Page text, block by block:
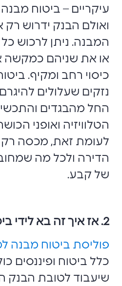
עיקריים – ביטוח
ואולם הבנק ידרוש רק
המבנה. ניתן לרכוש
או את שניהם כמקשה
כיסוי רחב ומקיף.
נזקים שעלולים
החל מהבגדים
הטלוויזיה ואופני
לעומת זאת, מכסה רק
הדירה ולכל מה
של קבע.
2. אז איך זה בא לידי ביטוי בפוליסה?
פוליסת ביטוח מבנה
כלל ביטוח ופיננסים
שיעבוד לטובת הבנק